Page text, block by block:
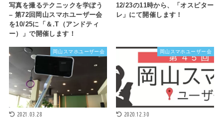
写真を撮るテクニックを学ぼう
– 第72回岡山スマホユーザー会
を10/25に「＆.T（アンドティ
ー）」で開催します！
12/23の11時から、「オスピター
レ」にて開催します！
岡山スマホユーザー会
2021.03.28
岡山スマホユーザー会
2020.12.30